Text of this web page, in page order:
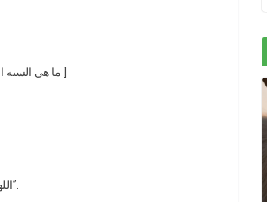
” اللهم إني أسألـك خيرها وخير ما جبلتها علـيه، وأعوذ بك من شرها وشر ما جبلتها عليه”.